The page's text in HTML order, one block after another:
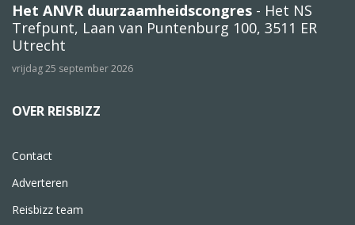
Het ANVR duurzaamheidscongres - Het NS
Trefpunt, Laan van Puntenburg 100, 3511 ER
Utrecht
vrijdag 25 september 2026
OVER REISBIZZ
Contact
Adverteren
Reisbizz team